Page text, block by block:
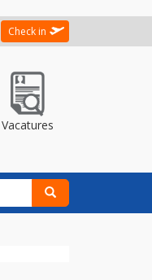
Check in
Vacatures